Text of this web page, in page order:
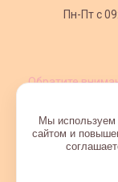
Пн-Пт с
Обратите
Мы
сайтом и